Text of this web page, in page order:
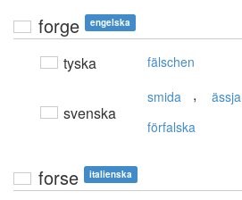
forge engelska
tyska fälschen
svenska
smida , ässja
förfalska
forse italienska